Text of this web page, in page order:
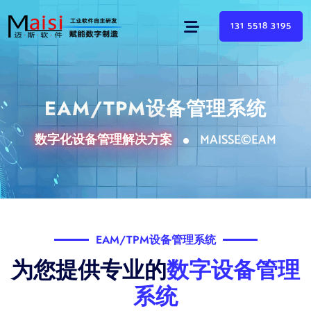
131 5518 3195
EAM/TPM设备管理系统
数字化设备管理解决方案 MAISSE©EAM
EAM/TPM设备管理系统
为您提供专业的数字设备管理
系统